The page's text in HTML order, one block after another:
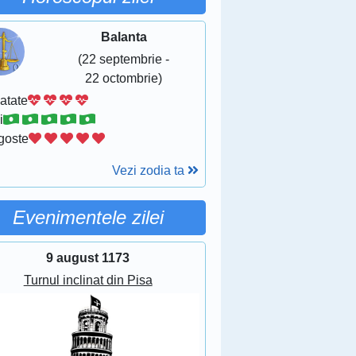
Balanta
(22 septembrie -
22 octombrie)
Vezi zodia ta
Evenimentele zilei
9 august 1173
Turnul inclinat din Pisa